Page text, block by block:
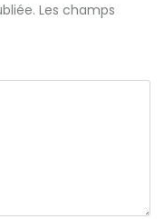
Les champs